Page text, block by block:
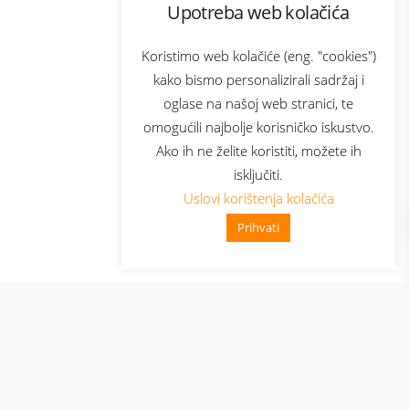
Upotreba web kolačića
Koristimo web kolačiće (eng. "cookies")
kako bismo personalizirali sadržaj i
oglase na našoj web stranici, te
omogućili najbolje korisničko iskustvo.
Ako ih ne želite koristiti, možete ih
isključiti.
Uslovi korištenja kolačića
Prihvati
👋 Zdravo, kako mogu pomoći?
Bonus plus
Prijava za newsletter